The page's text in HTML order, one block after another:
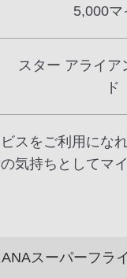
5,000マ
スター アライア
ド
スをご利用になれ
気持ちとしてマ
スーパーフラ